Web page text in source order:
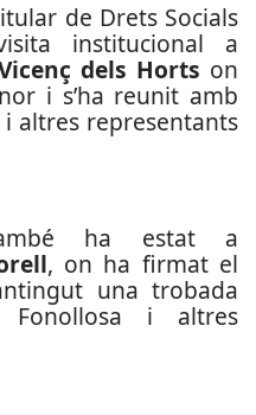
de Drets Socials
institucional a
dels Horts on
i s’ha reunit amb
altres representants
ha estat a
, on ha firmat el
una trobada
Fonollosa i altres